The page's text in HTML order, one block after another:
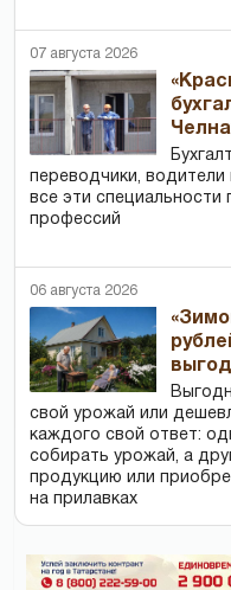
07 августа 2026
переводчики, водители
все эти специальности
профессий
06 августа 2026
свой урожай или
каждого свой ответ:
собирать урожай, а
продукцию или
на прилавках